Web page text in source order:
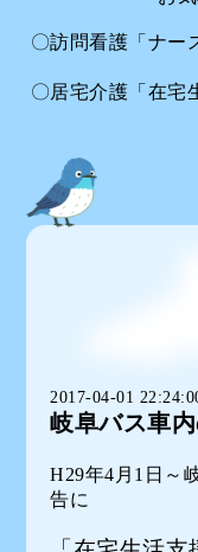
〇訪問看護「ナー
〇居宅介護「在宅
2017-04-01
岐阜バス車
H29年4月1日～
告に